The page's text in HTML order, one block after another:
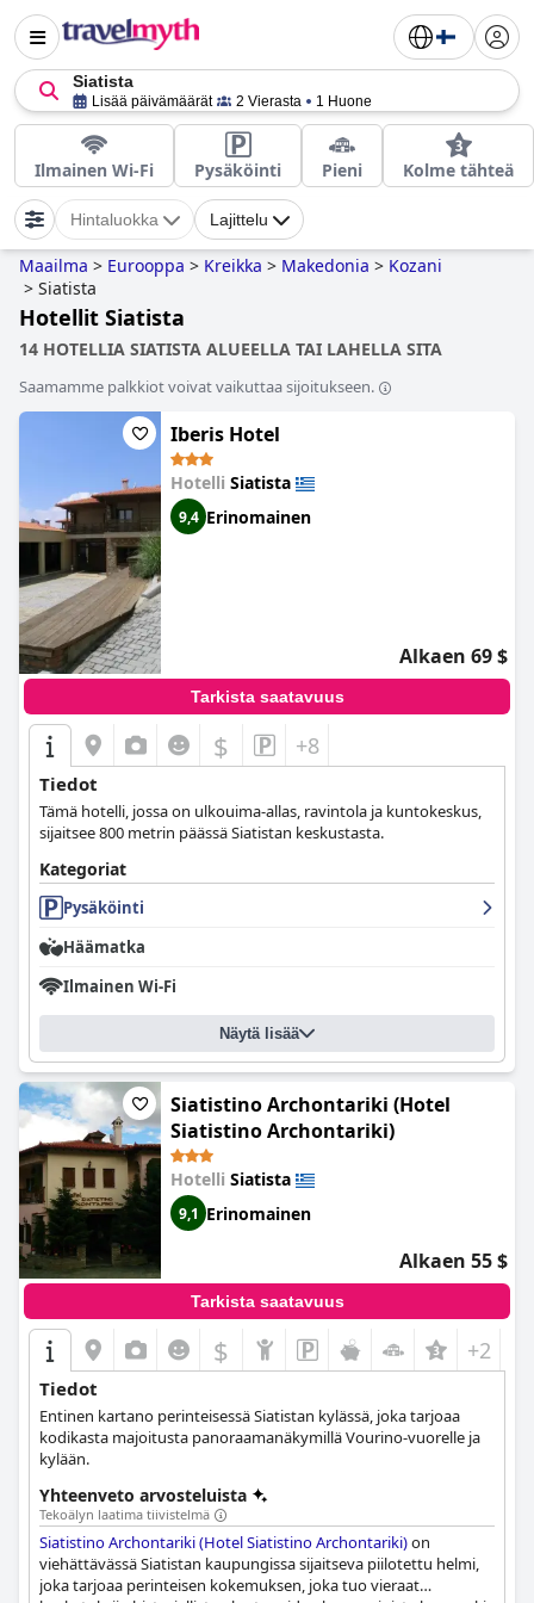
Siatista
Lisää päivämäärät 2 Vierasta 1 Huone
Ilmainen Wi-Fi Pysäköinti Pieni Kolme tähteä
Hintaluokka Lajittelu
Maailma > Eurooppa > Kreikka > Makedonia > Kozani
> Siatista
Hotellit Siatista
14 HOTELLIA SIATISTA ALUEELLA TAI LAHELLA SITA
Saamamme palkkiot voivat vaikuttaa sijoitukseen.
Iberis Hotel
Hotelli Siatista
9,4 Erinomainen
Alkaen 69 $
Tarkista saatavuus
$ +8
Tiedot
Tämä hotelli, jossa on ulkouima-allas, ravintola ja kuntokeskus,
sijaitsee 800 metrin päässä Siatistan keskustasta.
Kategoriat
Pysäköinti
Häämatka
Ilmainen Wi-Fi
Näytä lisää
Siatistino Archontariki (Hotel
Siatistino Archontariki)
Hotelli Siatista
9,1 Erinomainen
Alkaen 55 $
Tarkista saatavuus
$ +2
Tiedot
Entinen kartano perinteisessä Siatistan kylässä, joka tarjoaa
kodikasta majoitusta panoraamanäkymillä Vourino-vuorelle ja
kylään.
Yhteenveto arvosteluista
Tekoälyn laatima tiivistelmä
Siatistino Archontariki (Hotel Siatistino Archontariki)on
viehättävässä Siatistan kaupungissa sijaitseva piilotettu helmi,
joka tarjoaa perinteisen kokemuksen, joka tuo vieraat